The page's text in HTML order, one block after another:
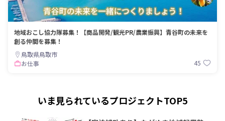
地域おこし協力隊募集！【商品開発/観光PR/農業振興】青谷町の未来を
創る仲間を募集！
鳥取県鳥取市
お仕事
45
いま見られているプロジェクトTOP5